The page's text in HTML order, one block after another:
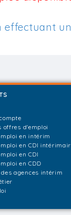
offres d'emploi
en intérim
en CDI
en CDI
en CDD
agences intérim